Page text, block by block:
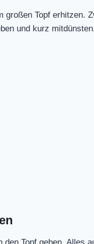
großen Topf erhitzen.
und kurz